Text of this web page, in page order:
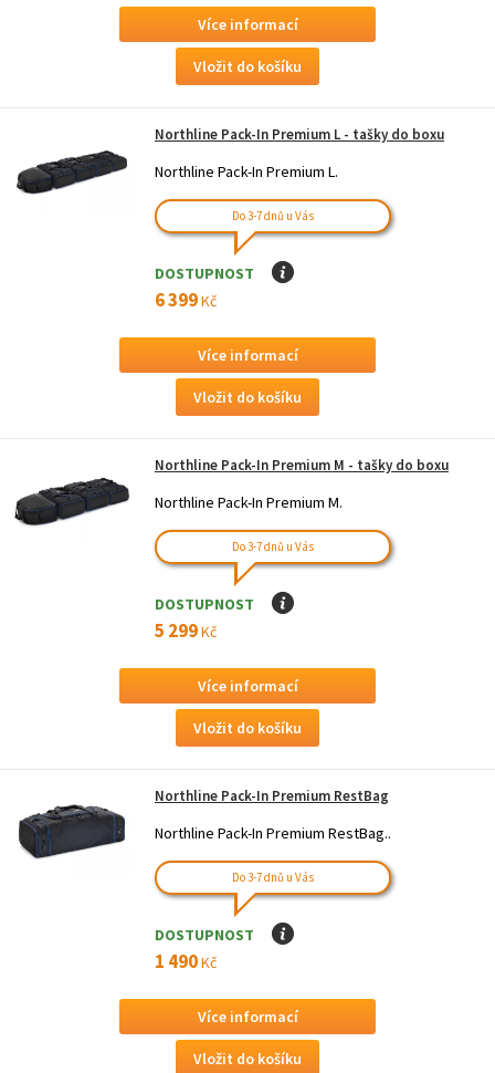
Více informací
Northline Pack-In Premium L - tašky do boxu
Northline Pack-In Premium L.
Do 3-7 dnů u Vás
DOSTUPNOST I
6 399Kč
Více informací
Northline Pack-In Premium M - tašky do boxu
Northline Pack-In Premium M.
Do 3-7 dnů u Vás
DOSTUPNOST I
5 299Kč
Více informací
Northline Pack-In Premium RestBag
Northline Pack-In Premium RestBag..
Do 3-7 dnů u Vás
DOSTUPNOST I
1 490Kč
Více informací